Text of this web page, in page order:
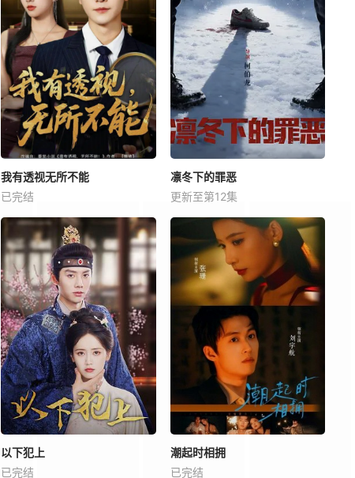
我有透视无所不能
已完结
凛冬下的罪恶
更新至第12集
以下犯上
已完结
潮起时相拥
已完结